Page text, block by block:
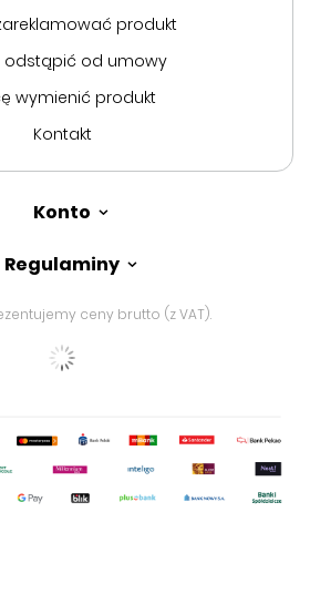
produkt
odstąpić od umowy
wymienić produkt
Kontakt
Konto
Regulaminy
ceny brutto (z VAT).